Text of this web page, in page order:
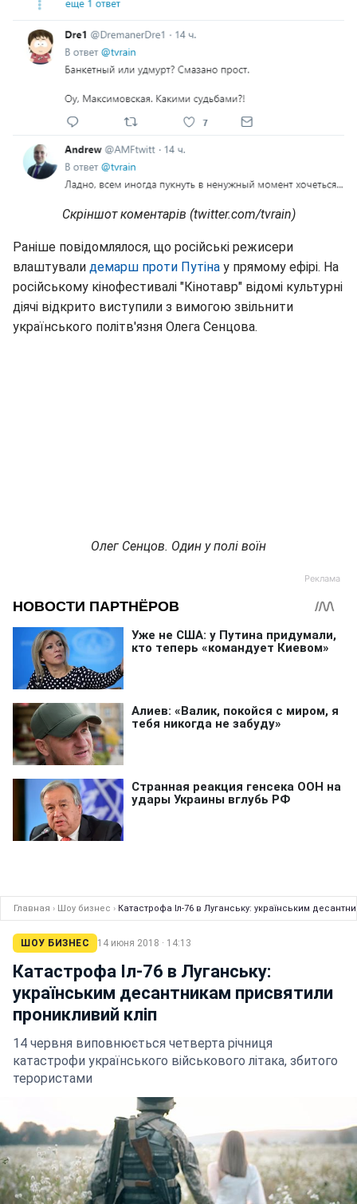
Скріншот коментарів (twitter.com/tvrain)
Раніше повідомлялося, що російські режисери
влаштували демарш проти Путіна у прямому ефірі. На
російському кінофестивалі "Кінотавр" відомі культурні
діячі відкрито виступили з вимогою звільнити
українського політв'язня Олега Сенцова.
Олег Сенцов. Один у полі воїн
Главная › Шоу бизнес › Катастрофа Іл-76 в Луганську: українським
ШОУ БИЗНЕС 14 июня 2018 · 14:13
Катастрофа Іл-76 в Луганську:
українським десантникам присвятили
проникливий кліп
14 червня виповнюється четверта річниця
катастрофи українського військового літака, збитого
терористами